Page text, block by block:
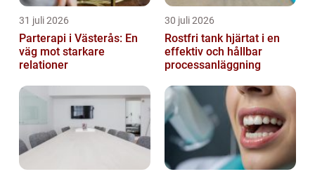
31 juli 2026
Parterapi i Västerås: En
väg mot starkare
relationer
30 juli 2026
Rostfri tank hjärtat i en
effektiv och hållbar
processanläggning